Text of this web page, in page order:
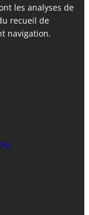
les analyses de
recueil de
navigation.